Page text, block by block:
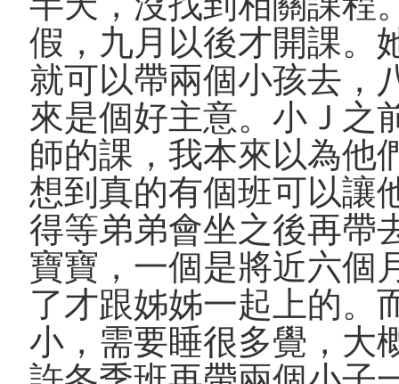
假，九月以後才開課。
就可以帶兩個小孩去，
來是個好主意。小Ｊ之
師的課，我本來以為他
想到真的有個班可以讓
得等弟弟會坐之後再帶
寶寶，一個是將近六個
了才跟姊姊一起上的。
小，需要睡很多覺，大